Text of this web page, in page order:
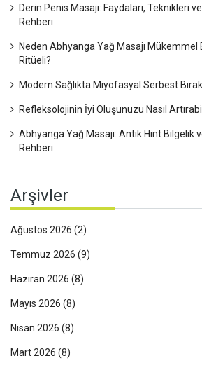
Derin Penis Masajı: Faydaları, Teknikleri
Rehberi
Neden Abhyanga Yağ Masajı Mükemmel
Ritüeli?
Modern Sağlıkta Miyofasyal Serbest
Refleksolojinin İyi Oluşunuzu Nasıl
Abhyanga Yağ Masajı: Antik Hint Bilgelik
Rehberi
Arşivler
Ağustos 2026 (2)
Temmuz 2026 (9)
Haziran 2026 (8)
Mayıs 2026 (8)
Nisan 2026 (8)
Mart 2026 (8)